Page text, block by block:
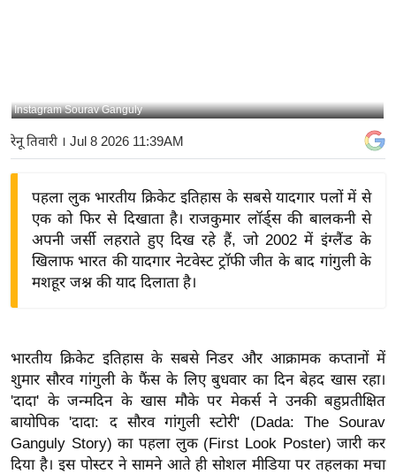
य
बि
ज़
द्यो
वि
शे
ष
ज्ञ
रा
Instagram Sourav Ganguly
रेनू तिवारी । Jul 8 2026 11:39AM
पहला लुक भारतीय क्रिकेट इतिहास के सबसे यादगार पलों में से
एक को फिर से दिखाता है। राजकुमार लॉर्ड्स की बालकनी से
अपनी जर्सी लहराते हुए दिख रहे हैं, जो 2002 में इंग्लैंड के
खिलाफ भारत की यादगार नेटवेस्ट ट्रॉफी जीत के बाद गांगुली के
मशहूर जश्न की याद दिलाता है।
भारतीय क्रिकेट इतिहास के सबसे निडर और आक्रामक कप्तानों में
शुमार सौरव गांगुली के फैंस के लिए बुधवार का दिन बेहद खास रहा।
'दादा' के जन्मदिन के खास मौके पर मेकर्स ने उनकी बहुप्रतीक्षित
बायोपिक 'दादा: द सौरव गांगुली स्टोरी' (Dada: The Sourav
Ganguly Story) का पहला लुक (First Look Poster) जारी कर
दिया है। इस पोस्टर ने सामने आते ही सोशल मीडिया पर तहलका मचा